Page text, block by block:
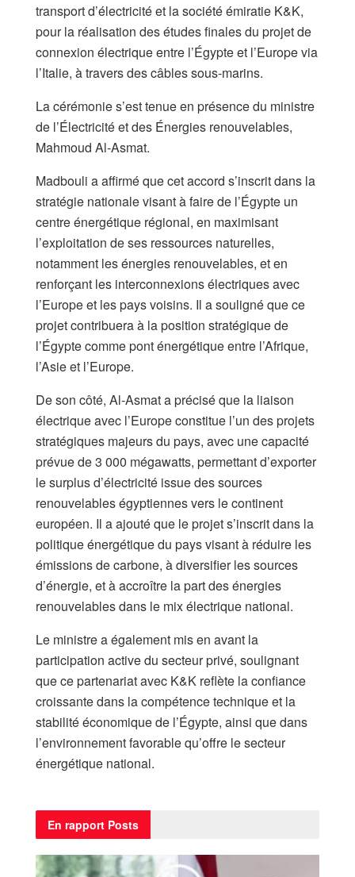
transport d’électricité et la société émiratie K&K,
pour la réalisation des études finales du projet de
connexion électrique entre l’Égypte et l’Europe via
l’Italie, à travers des câbles sous-marins.
La cérémonie s’est tenue en présence du ministre
de l’Électricité et des Énergies renouvelables,
Mahmoud Al-Asmat.
Madbouli a affirmé que cet accord s’inscrit dans la
stratégie nationale visant à faire de l’Égypte un
centre énergétique régional, en maximisant
l’exploitation de ses ressources naturelles,
notamment les énergies renouvelables, et en
renforçant les interconnexions électriques avec
l’Europe et les pays voisins. Il a souligné que ce
projet contribuera à la position stratégique de
l’Égypte comme pont énergétique entre l’Afrique,
l’Asie et l’Europe.
De son côté, Al-Asmat a précisé que la liaison
électrique avec l’Europe constitue l’un des projets
stratégiques majeurs du pays, avec une capacité
prévue de 3 000 mégawatts, permettant d’exporter
le surplus d’électricité issue des sources
renouvelables égyptiennes vers le continent
européen. Il a ajouté que le projet s’inscrit dans la
politique énergétique du pays visant à réduire les
émissions de carbone, à diversifier les sources
d’énergie, et à accroître la part des énergies
renouvelables dans le mix électrique national.
Le ministre a également mis en avant la
participation active du secteur privé, soulignant
que ce partenariat avec K&K reflète la confiance
croissante dans la compétence technique et la
stabilité économique de l’Égypte, ainsi que dans
l’environnement favorable qu’offre le secteur
énergétique national.
En rapport Posts